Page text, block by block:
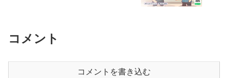
コメント
コメントを書き込む